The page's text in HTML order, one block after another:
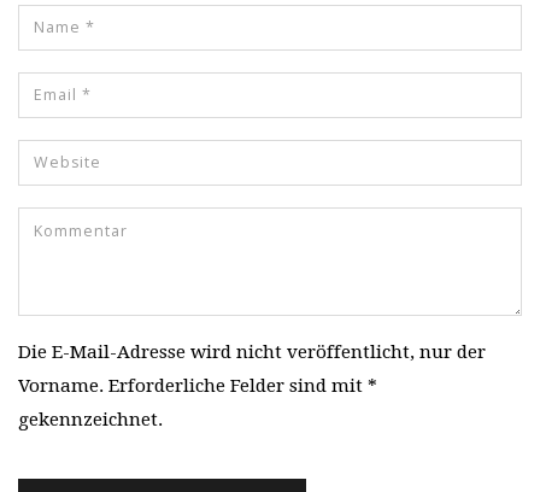
Die E-Mail-Adresse wird nicht veröffentlicht, nur der
Vorname. Erforderliche Felder sind mit *
gekennzeichnet.